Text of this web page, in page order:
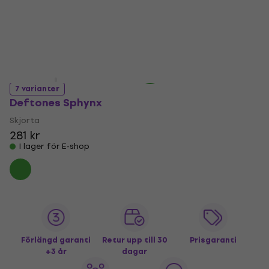
7 varianter
Deftones Sphynx
Skjorta
281 kr
I lager för E-shop
Förlängd garanti
+3 år
Retur upp till 30
dagar
Prisgaranti